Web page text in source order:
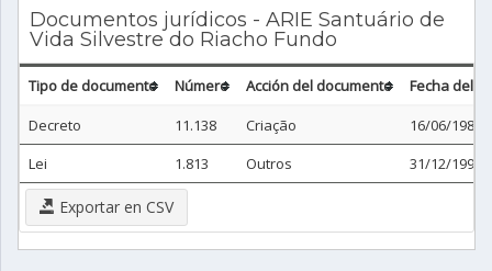
Documentos jurídicos - ARIE Santuário de
Vida Silvestre do Riacho Fundo
Tipo de documento Número Acción del documento
Fecha del
Decreto
11.138 Criação
16/06/1988
Lei
1.813 Outros 31/12/1997
Exportar en CSV